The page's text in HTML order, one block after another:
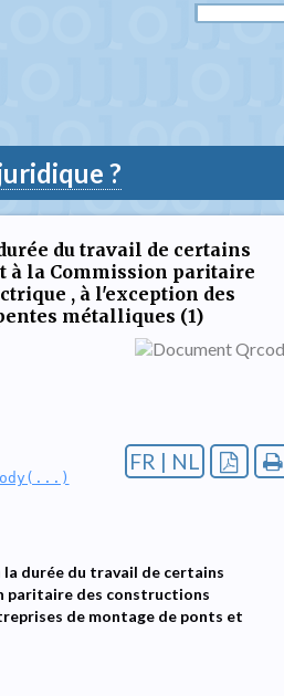
?
du travail de certains
à la Commission paritaire
, à l'exception des
métalliques (1)
FR | NL
la durée du travail de certains
paritaire des constructions
de montage de ponts et